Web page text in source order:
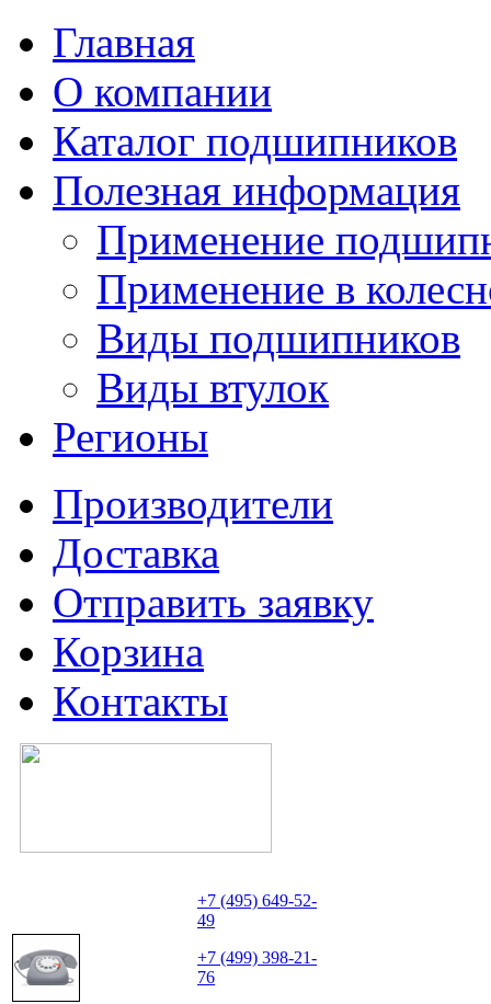
Главная
О компании
Каталог подшипников
Полезная информация
Применение
Применение в
Виды подшипников
Виды втулок
Регионы
Производители
Доставка
Отправить заявку
Корзина
Контакты
+7 (495) 649-52-
49
+7 (499) 398-21-
76